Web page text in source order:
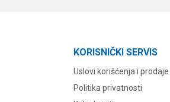
KORISNIČKI SERVIS
Uslovi korišćenja i prodaje
Politika privatnosti